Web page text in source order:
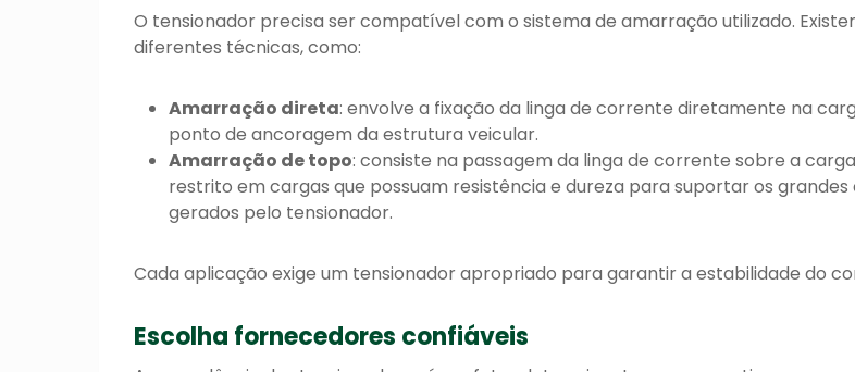
O tensionador precisa ser compatível com o sistema de amarração utilizado.
diferentes técnicas, como:
Amarração direta: envolve a fixação da linga de corrente diretamente na
ponto de ancoragem da estrutura veicular.
Amarração de topo: consiste na passagem da linga de corrente sobre a
restrito em cargas que possuam resistência e dureza para suportar os grandes
gerados pelo tensionador.
Cada aplicação exige um tensionador apropriado para garantir a estabilidade do
Escolha fornecedores confiáveis